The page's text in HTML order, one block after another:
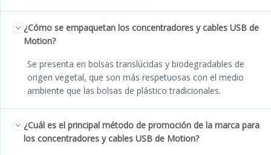
¿Cómo se empaquetan los concentradores y cables USB de
Motion?
Se presenta en bolsas translúcidas y biodegradables de
origen vegetal, que son más respetuosas con el medio
ambiente que las bolsas de plástico tradicionales.
¿Cuál es el principal método de promoción de la marca para
los concentradores y cables USB de Motion?